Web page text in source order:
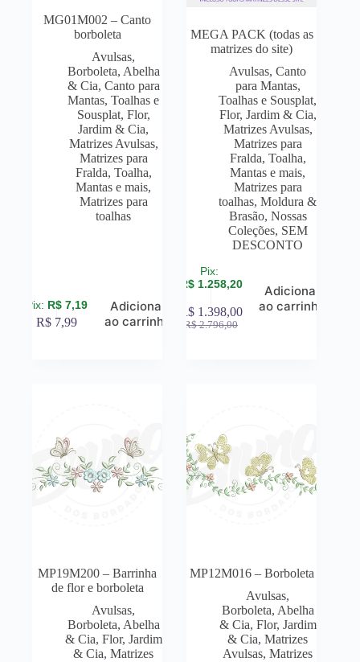
MG01M002 – Canto
borboleta
Avulsas,
Borboleta, Abelha
& Cia, Canto para
Mantas, Toalhas e
Sousplat, Flor,
Jardim & Cia,
Matrizes Avulsas,
Matrizes para
Fralda, Toalha,
Mantas e mais,
Matrizes para
toalhas
R$ 7,19
R$ 7,99
Adicionar
ao carrinho
MEGA PACK (todas as
matrizes do site)
Avulsas,Canto
para Mantas,
Toalhas e Sousplat,
Flor, Jardim & Cia,
Matrizes Avulsas,
Matrizes para
Fralda, Toalha,
Mantas e mais,
Matrizes para
toalhas,Moldura &
Brasão, Nossas
Coleções, SEM
DESCONTO
R$1.258,20
R$2.796,00
R$ 1.398,00
Adicionar
ao carrinho
MP19M200 – Barrinha
de flor e borboleta
Avulsas,
Borboleta, Abelha
& Cia, Flor, Jardim
& Cia,Matrizes
MP12M016 – Borboleta
Avulsas,
Borboleta, Abelha
& Cia, Flor, Jardim
& Cia,Matrizes
Avulsas,Matrizes